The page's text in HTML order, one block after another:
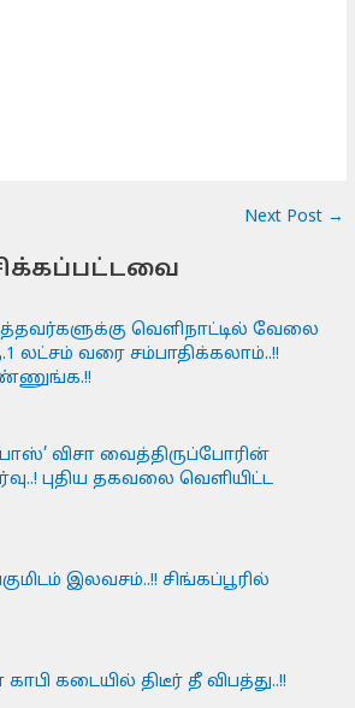
Next Post →
வெளிநாட்டில் வேலை
லட்சம் வரை சம்பாதிக்கலாம்..!!
பாஸ்’ விசா வைத்திருப்போரின்
புதிய தகவலை வெளியிட்ட
இலவசம்..!! சிங்கப்பூரில்
காபி கடையில் திடீர் தீ விபத்து..!!